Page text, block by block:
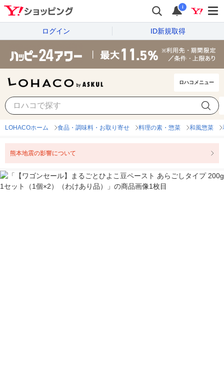
i
ログイン ID新規取得
ロハコメニュー
LOHACOホーム 食品・調味料・お取り寄せ 料理の素・惣菜 和風惣菜
熊本地震の影響について